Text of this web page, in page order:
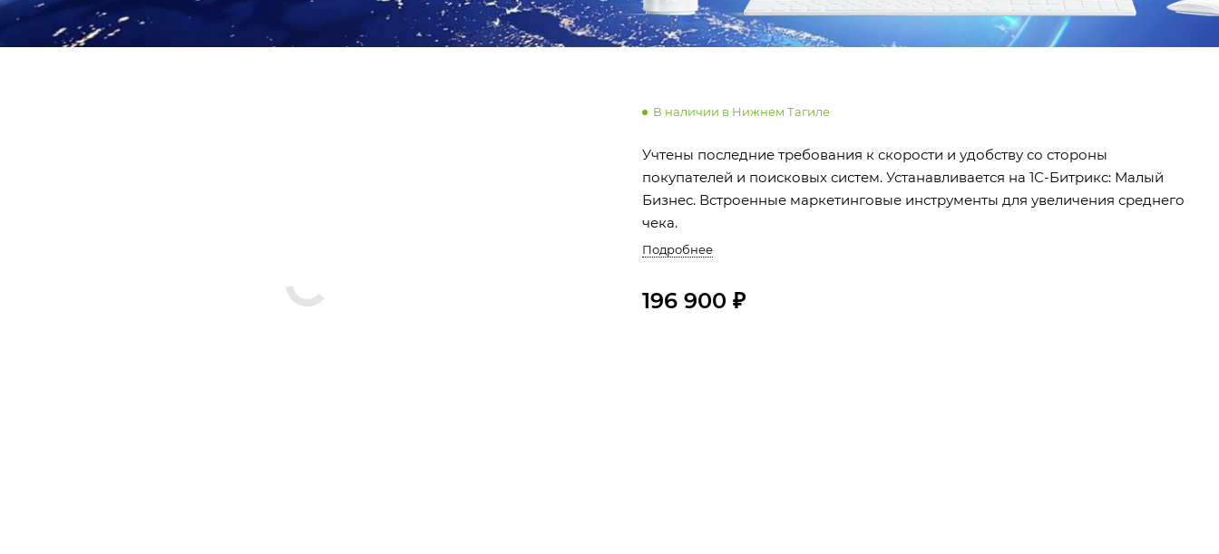
В наличии в Нижнем Тагиле
Учтены последние требования к скорости и удобству со стороны
покупателей и поисковых систем. Устанавливается на 1С-Битрикс: Малый
Бизнес. Встроенные маркетинговые инструменты для увеличения среднего
чека.
Подробнее
196 900 ₽